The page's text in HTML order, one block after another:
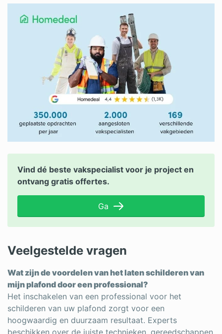
Vind dé beste vakspecialist voor je project en
ontvang gratis offertes.
Ga
Veelgestelde vragen
Wat zijn de voordelen van het laten schilderen van
mijn plafond door een professional?
Het inschakelen van een professional voor het
schilderen van uw plafond zorgt voor een
hoogwaardig en duurzaam resultaat. Experts
beschikken over de juiste technieken, gereedschappen